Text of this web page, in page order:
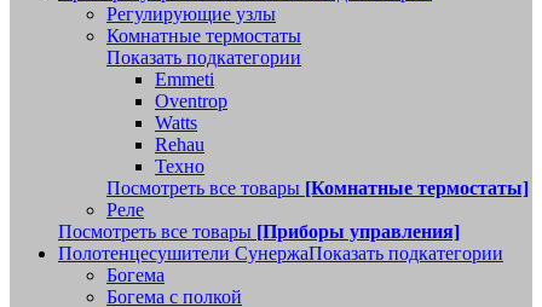
Регулирующие узлы
Комнатные термостаты
Показать подкатегории
Emmeti
Oventrop
Watts
Rehau
Техно
Посмотреть все товары [Комнатные термостаты]
Реле
Посмотреть все товары [Приборы управления]
Полотенцесушители СунержаПоказать подкатегории
Богема
Богема с полкой